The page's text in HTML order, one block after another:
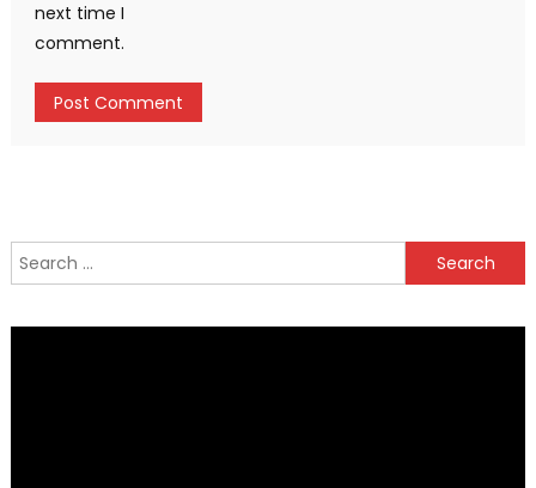
next time I
comment.
Search
for: